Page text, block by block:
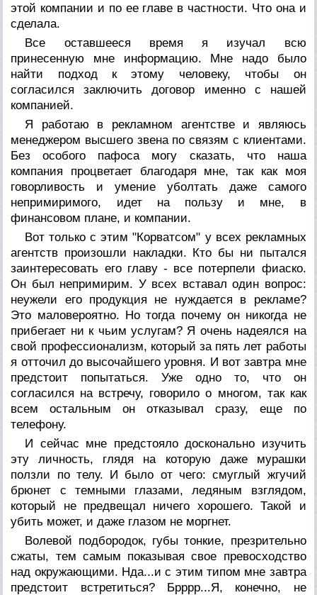
этой компании и по ее главе в частности. Что она и
сделала.
Все оставшееся время я изучал всю
принесенную мне информацию. Мне надо было
найти подход к этому человеку, чтобы он
согласился заключить договор именно с нашей
компанией.
Я работаю в рекламном агентстве и являюсь
менеджером высшего звена по связям с клиентами.
Без особого пафоса могу сказать, что наша
компания процветает благодаря мне, так как моя
говорливость и умение уболтать даже самого
непримиримого, идет на пользу и мне, в
финансовом плане, и компании.
Вот только с этим "Корватсом" у всех рекламных
агентств произошли накладки. Кто бы ни пытался
заинтересовать его главу - все потерпели фиаско.
Он был непримирим. У всех вставал один вопрос:
неужели его продукция не нуждается в рекламе?
Это маловероятно. Но тогда почему он никогда не
прибегает ни к чьим услугам? Я очень надеялся на
свой профессионализм, который за пять лет работы
я отточил до высочайшего уровня. И вот завтра мне
предстоит попытаться. Уже одно то, что он
согласился на встречу, говорило о многом, так как
всем остальным он отказывал сразу, еще по
телефону.
И сейчас мне предстояло досконально изучить
эту личность, глядя на которую даже мурашки
ползли по телу. И было от чего: смуглый жгучий
брюнет с темными глазами, ледяным взглядом,
который не предвещал ничего хорошего. Такой и
убить может, и даже глазом не моргнет.
Волевой подбородок, губы тонкие, презрительно
сжаты, тем самым показывая свое превосходство
над окружающими. Нда...и с этим типом мне завтра
предстоит встретиться? Брррр...Я, конечно, не